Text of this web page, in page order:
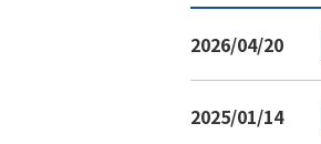
2026/04/20
2025/01/14